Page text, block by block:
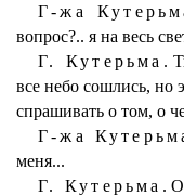
Г-жа
вопрос?.. я на весь
Г. Кутерьма.
все небо сошлись, но
спрашивать о том, о
Г-жа
меня...
Г. Кутерьма.